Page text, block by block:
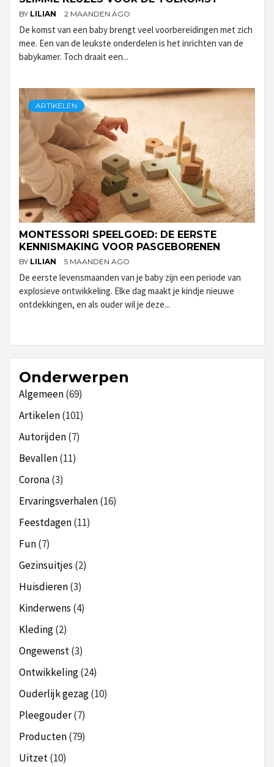
BY LILIAN 2 MAANDEN AGO
De komst van een baby brengt veel voorbereidingen met zich
mee. Een van de leukste onderdelen is het inrichten van de
babykamer. Toch draait een...
ARTIKELEN
MONTESSORI SPEELGOED: DE EERSTE
KENNISMAKING VOOR PASGEBORENEN
BY LILIAN 5 MAANDEN AGO
De eerste levensmaanden van je baby zijn een periode van
explosieve ontwikkeling. Elke dag maakt je kindje nieuwe
ontdekkingen, en als ouder wil je deze...
Onderwerpen
Algemeen(69)
Artikelen(101)
Autorijden(7)
Bevallen(11)
Corona(3)
Ervaringsverhalen(16)
Feestdagen(11)
Fun(7)
Gezinsuitjes (2)
Huisdieren(3)
Kinderwens (4)
Kleding(2)
Ongewenst(3)
Ontwikkeling(24)
Ouderlijk gezag(10)
Pleegouder(7)
Producten(79)
Uitzet(10)